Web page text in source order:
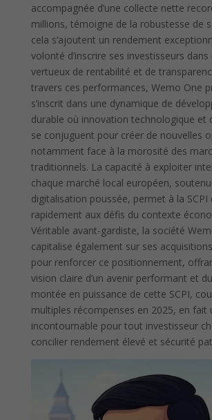
accompagnée d’une collecte nette
millions, témoigne de la robustesse de
cela s’ajoutent un rendement
volonté d’inscrire ses investisseurs dans
vertueux de rentabilité et de
travers ces performances, Wemo One
s’inscrit dans une dynamique de
durable où innovation technologique et
se conjuguent pour créer de nouvelles
notamment face à la morosité des
traditionnels. La capacité à exploiter
chaque marché local européen,
digitalisation poussée, permet à la SCPI
rapidement aux défis du contexte
Véritable avant-gardiste, la société
capitalise également sur ses
pour renforcer ce positionnement,
vision claire d’un avenir performant et
montée en puissance de cette SCPI,
multiples récompenses en 2025, en fait
incontournable pour tout investisseur
concilier rendement élevé et sécurité